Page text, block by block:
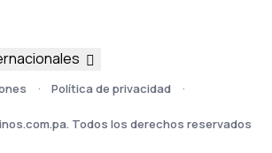
Política de privacidad
Todos los derechos reservados